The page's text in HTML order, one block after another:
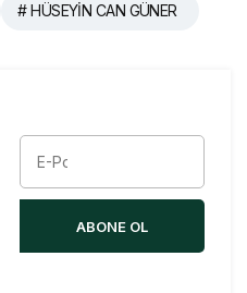
# HÜSEYİN CAN GÜNER
ABONE OL